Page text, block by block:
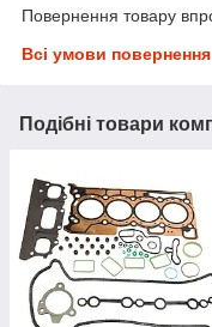
Повернення товару
Всі умови повернення
Подібні товари